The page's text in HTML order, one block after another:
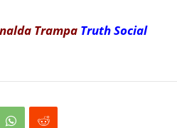
Trampa Truth Social